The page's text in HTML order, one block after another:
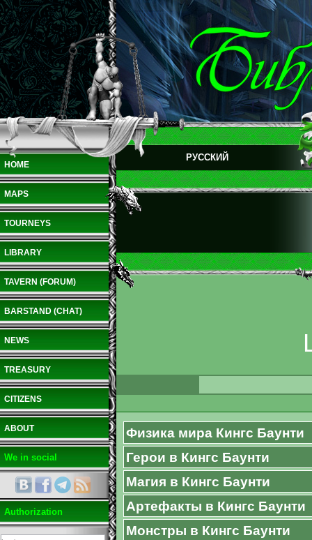
HOME
MAPS
TOURNEYS
LIBRARY
TAVERN (FORUM)
BARSTAND (CHAT)
NEWS
TREASURY
CITIZENS
ABOUT
We in social
Authorization
РУССКИЙ
Физика мира Кингс Баунти
Герои в Кингс Баунти
Магия в Кингс Баунти
Артефакты в Кингс Баунти
Монстры в Кингс Баунти